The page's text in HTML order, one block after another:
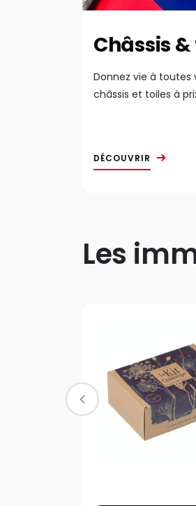
Châssis
Donnez vie à toutes
châssis et toiles à
DÉCOUVRIR
Les